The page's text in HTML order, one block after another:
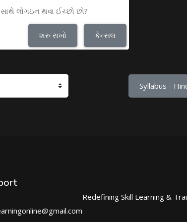
લોગઇન થવા ઈચ્છો છો?
શરુ રાખો કેન્સલ
Syllabus -
Redefining Skill Learning &